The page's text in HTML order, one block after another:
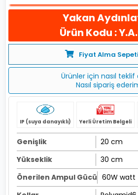
Yakan
Ürün Kodu :
Fiyat Alma
Ürünler için nasıl teklif
Nasıl sipariş
IP (suya danayıklı) Yerli Üretim Belgeli
Genişlik
20 cm
Yükseklik
30 cm
Önerilen Ampul Gücü 60W watt